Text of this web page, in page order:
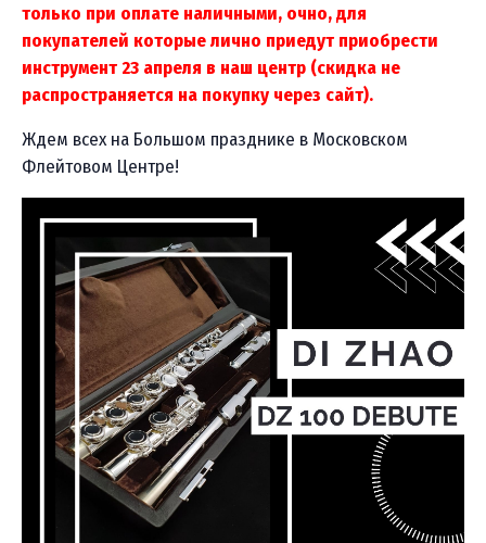
только при оплате наличными, очно, для
покупателей которые лично приедут приобрести
инструмент 23 апреля в наш центр (скидка не
распространяется на покупку через сайт).
Ждем всех на Большом празднике в Московском
Флейтовом Центре!